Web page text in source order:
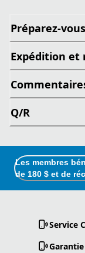
Préparez-
Expédition et
Q/R
Les membres
de 180 $ et de
Service
Garantie